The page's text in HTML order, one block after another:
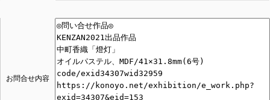
お問合せ内容